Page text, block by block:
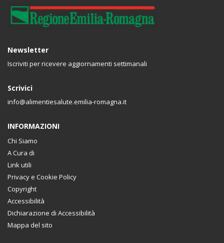
Newsletter
Iscriviti per ricevere aggiornamenti settimanali
Scrivici
info@alimentiesalute.emilia-romagna.it
INFORMAZIONI
Chi Siamo
A Cura di
Link utili
Privacy e Cookie Policy
Copyright
Accessibilità
Dichiarazione di Accessibilità
Mappa del sito